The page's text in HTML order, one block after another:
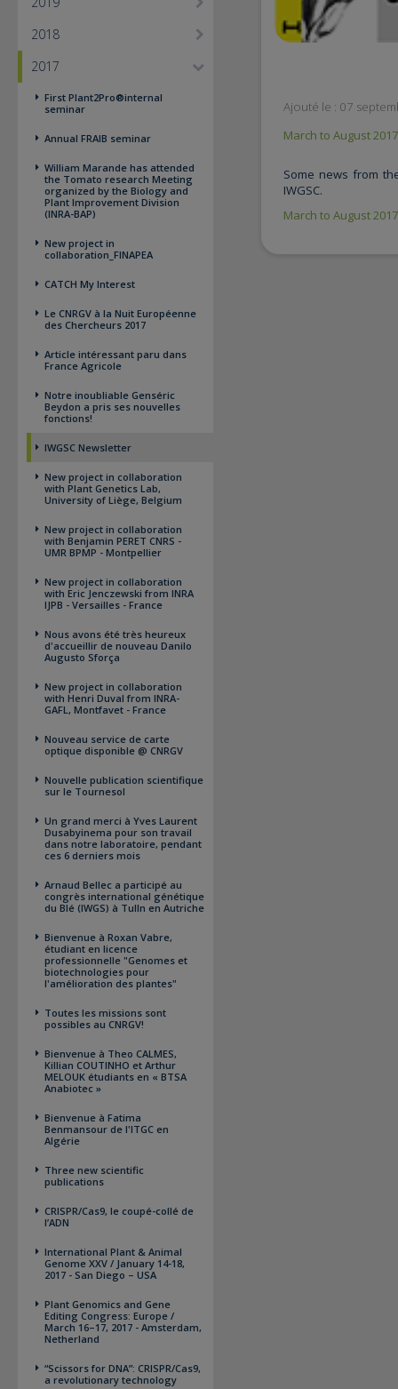
2018
2017
First Plant2Pro®internal
seminar
Annual FRAIB seminar
William Marande has attended
the Tomato research Meeting
organized by the Biology and
Plant Improvement Division
(INRA-BAP)
New project in
collaboration_FINAPEA
CATCH My Interest
Le CNRGV à la Nuit Européenne
des Chercheurs 2017
Article intéressant paru dans
France Agricole
Notre inoubliable Genséric
Beydon a pris ses nouvelles
fonctions!
IWGSC Newsletter
New project in collaboration
with Plant Genetics Lab,
University of Liège, Belgium
New project in collaboration
with Benjamin PERET CNRS -
UMR BPMP - Montpellier
New project in collaboration
with Eric Jenczewski from INRA
IJPB - Versailles - France
Nous avons été très heureux
d'accueillir de nouveau Danilo
Augusto Sforça
New project in collaboration
with Henri Duval from INRA-
GAFL, Montfavet - France
Nouveau service de carte
optique disponible @ CNRGV
Nouvelle publication scientifique
sur le Tournesol
Un grand merci à Yves Laurent
Dusabyinema pour son travail
dans notre laboratoire, pendant
ces 6 derniers mois
Arnaud Bellec a participé au
congrès international génétique
du Blé (IWGS) à Tulln en Autriche
Bienvenue à Roxan Vabre,
étudiant en licence
professionnelle "Genomes et
biotechnologies pour
l'amélioration des plantes"
Toutes les missions sont
possibles au CNRGV!
Bienvenue à Theo CALMES,
Killian COUTINHO et Arthur
MELOUK étudiants en « BTSA
Anabiotec »
Bienvenue à Fatima
Benmansour de l'ITGC en
Algérie
Three new scientific
publications
CRISPR/Cas9, le coupé-collé de
l’ADN
International Plant & Animal
Genome XXV / January 14-18,
2017 - San Diego – USA
Plant Genomics and Gene
Editing Congress: Europe /
March 16–17, 2017 - Amsterdam,
Netherland
“Scissors for DNA”: CRISPR/Cas9,
a revolutionary technology
Ajouté le : 07
March to August 2017
Some news from
IWGSC.
March to August 2017